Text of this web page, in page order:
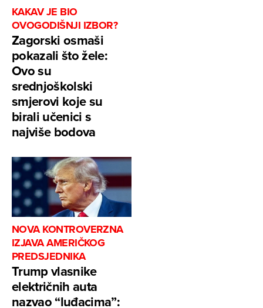
KAKAV JE BIO
OVOGODIŠNJI IZBOR?
Zagorski osmaši
pokazali što žele:
Ovo su
srednjoškolski
smjerovi koje su
birali učenici s
najviše bodova
NOVA KONTROVERZNA
IZJAVA AMERIČKOG
PREDSJEDNIKA
Trump vlasnike
električnih auta
nazvao “luđacima”: